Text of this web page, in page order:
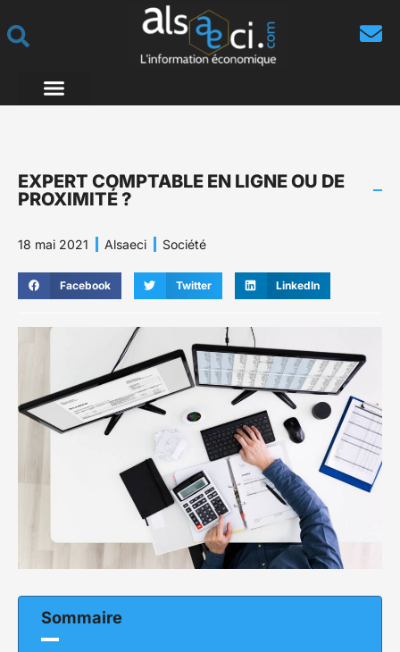
EXPERT COMPTABLE EN LIGNE OU DE
PROXIMITÉ ?
18 mai 2021 Alsaeci Société
Facebook Twitter LinkedIn
Sommaire